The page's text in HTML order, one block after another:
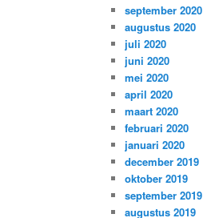
september 2020
augustus 2020
juli 2020
juni 2020
mei 2020
april 2020
maart 2020
februari 2020
januari 2020
december 2019
oktober 2019
september 2019
augustus 2019